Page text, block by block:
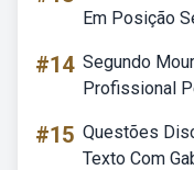
Em Posição
#14 Segundo
Profissional
#15 Questões
Texto Com